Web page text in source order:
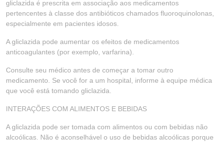
gliclazida é prescrita em associação aos medicamentos
pertencentes à classe dos antibióticos chamados fluoroquinolonas,
especialmente em pacientes idosos.
A gliclazida pode aumentar os efeitos de medicamentos
anticoagulantes (por exemplo, varfarina).
Consulte seu médico antes de começar a tomar outro
medicamento. Se você for a um hospital, informe à equipe médica
que você está tomando gliclazida.
INTERAÇÕES COM ALIMENTOS E BEBIDAS
A gliclazida pode ser tomada com alimentos ou com bebidas não
alcoólicas. Não é aconselhável o uso de bebidas alcoólicas porque